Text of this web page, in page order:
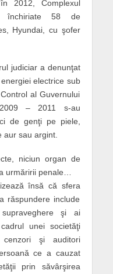
2012, Complexul
închiriate 58 de
Hyundai, cu şofer
judiciar a denunţat
electrice sub
al Guvernului
– 2011 s-au
de genţi pe piele,
aur sau argint.
niciun organ de
urmăririi penale…
însă că sfera
răspundere include
şi ai
unei societăţi
şi auditori
ce a cauzat
prin săvârşirea